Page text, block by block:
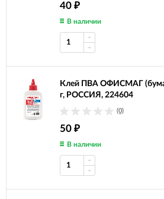
40 ₽
В наличии
Клей ПВА ОФИСМАГ
г, РОССИЯ, 224604
(0)
50 ₽
В наличии